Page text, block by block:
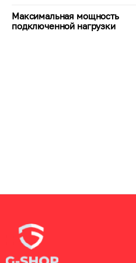
Максимальная мощность
подключенной нагрузки